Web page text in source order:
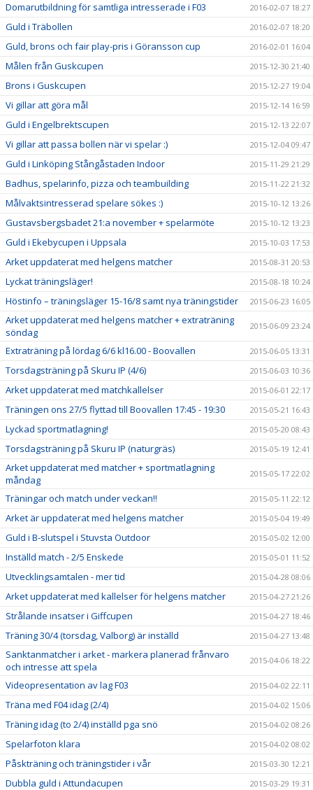
Domarutbildning för samtliga intresserade i F03 2016-02-07 18:27
Guld i Träbollen 2016-02-07 18:20
Guld, brons och fair play-pris i Göransson cup 2016-02-01 16:04
Målen från Guskcupen 2015-12-30 21:40
Brons i Guskcupen 2015-12-27 19:04
Vi gillar att göra mål 2015-12-14 16:59
Guld i Engelbrektscupen 2015-12-13 22:07
Vi gillar att passa bollen när vi spelar :) 2015-12-04 09:47
Guld i Linköping Stångåstaden Indoor 2015-11-29 21:29
Badhus, spelarinfo, pizza och teambuilding 2015-11-22 21:32
Målvaktsintresserad spelare sökes :) 2015-10-12 13:26
Gustavsbergsbadet 21:a november + spelarmöte 2015-10-12 13:23
Guld i Ekebycupen i Uppsala 2015-10-03 17:53
Arket uppdaterat med helgens matcher 2015-08-31 20:53
Lyckat träningsläger! 2015-08-18 10:24
Höstinfo – träningsläger 15-16/8 samt nya träningstider 2015-06-23 16:05
Arket uppdaterat med helgens matcher + extraträning
söndag
2015-06-09 23:24
Extraträning på lördag 6/6 kl16.00 - Boovallen 2015-06-05 13:31
Torsdagsträning på Skuru IP (4/6) 2015-06-03 10:36
Arket uppdaterat med matchkallelser 2015-06-01 22:17
Träningen ons 27/5 flyttad till Boovallen 17:45 - 19:30 2015-05-21 16:43
Lyckad sportmatlagning! 2015-05-20 08:43
Torsdagsträning på Skuru IP (naturgräs) 2015-05-19 12:41
Arket uppdaterat med matcher + sportmatlagning
måndag
2015-05-17 22:02
Träningar och match under veckan!! 2015-05-11 22:12
Arket är uppdaterat med helgens matcher 2015-05-04 19:49
Guld i B-slutspel i Stuvsta Outdoor 2015-05-02 12:00
Inställd match - 2/5 Enskede 2015-05-01 11:52
Utvecklingsamtalen - mer tid 2015-04-28 08:06
Arket uppdaterat med kallelser för helgens matcher 2015-04-27 21:26
Strålande insatser i Giffcupen 2015-04-27 18:46
Träning 30/4 (torsdag, Valborg) är inställd 2015-04-27 13:48
Sanktanmatcher i arket - markera planerad frånvaro
och intresse att spela
2015-04-06 18:22
Videopresentation av lag F03 2015-04-02 22:11
Träna med F04 idag (2/4) 2015-04-02 15:06
Träning idag (to 2/4) inställd pga snö 2015-04-02 08:26
Spelarfoton klara 2015-04-02 08:02
Påskträning och träningstider i vår 2015-03-30 12:21
Dubbla guld i Attundacupen 2015-03-29 19:31